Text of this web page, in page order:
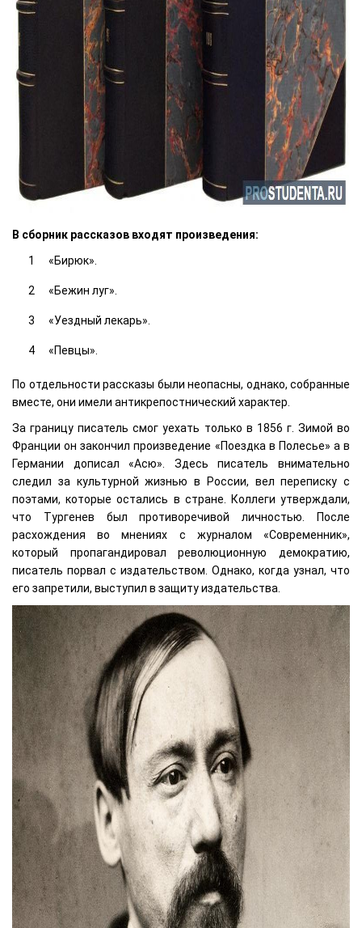
В сборник рассказов входят произведения:
«Бирюк».
«Бежин луг».
«Уездный лекарь».
«Певцы».
По отдельности рассказы были неопасны, однако, собранные
вместе, они имели антикрепостнический характер.
За границу писатель смог уехать только в 1856 г. Зимой во
Франции он закончил произведение «Поездка в Полесье» а в
Германии дописал «Асю». Здесь писатель внимательно
следил за культурной жизнью в России, вел переписку с
поэтами, которые остались в стране. Коллеги утверждали,
что Тургенев был противоречивой личностью. После
расхождения во мнениях с журналом «Современник»,
который пропагандировал революционную демократию,
писатель порвал с издательством. Однако, когда узнал, что
его запретили, выступил в защиту издательства.